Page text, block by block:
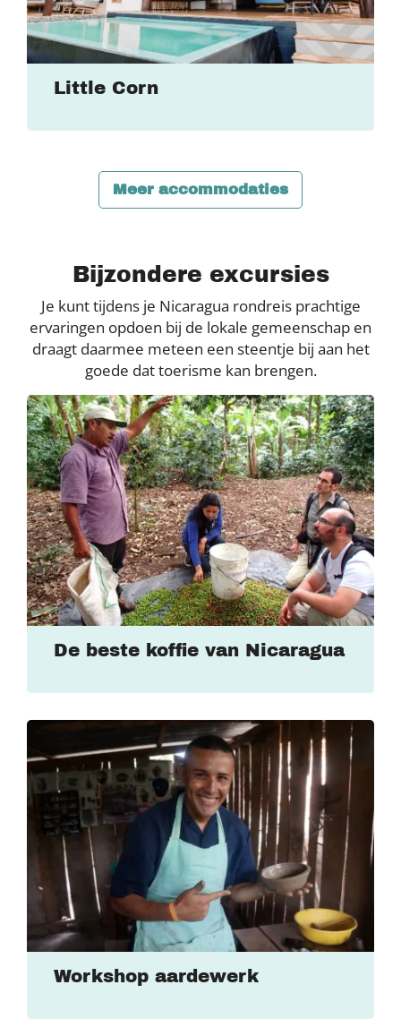
Little Corn
Meer accommodaties
Bijzondere excursies
Je kunt tijdens je Nicaragua rondreis prachtige
ervaringen opdoen bij de lokale gemeenschap en
draagt daarmee meteen een steentje bij aan het
goede dat toerisme kan brengen.
De beste koffie van Nicaragua
Workshop aardewerk